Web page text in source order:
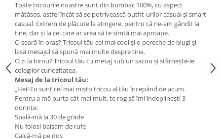
Toate tricourile noastre sunt din bumbac 100%, cu aspect
mătăsos, astfel încât să se potrivească outfit-urilor casual și smart
casual. Extrem de plăcute la atingere, pentru că ne-am gândit la
tine, dar și la cei care ar vrea să te simtă mai aproape.
O seară în oraș? Tricoul tău cel mai cool și o pereche de blugi și
lasă mesajul să spună mai multe despre tine.
O zi la birou? Tricoul tău cu mesaj sub un sacou și stârnește-le
colegilor curiozitatea.
Mesaj de la tricoul tău:
„Hei! Eu sunt cel mai mișto tricou al tău începând de acum.
Pentru a mă purta cât mai mult, te rog să îmi îndeplinești 3
dorințe:
Spală-mă la 30 de grade
Nu folosi balsam de rufe
Calcă-mă pe dos